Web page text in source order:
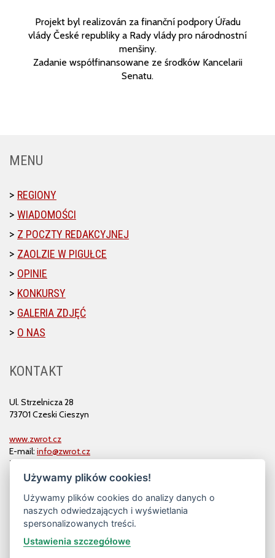
Projekt byl realizován za finanční podpory Úřadu
vlády České republiky a Rady vlády pro národnostní
menšiny.
Zadanie współfinansowane ze środków Kancelarii
Senatu.
MENU
REGIONY
WIADOMOŚCI
Z POCZTY REDAKCYJNEJ
ZAOLZIE W PIGUŁCE
OPINIE
KONKURSY
GALERIA ZDJĘĆ
O NAS
KONTAKT
Ul. Strzelnicza 28
73701 Czeski Cieszyn
www.zwrot.cz
E-mail: info@zwrot.cz
Tel. i faks: 558 711 582
Używamy plików cookies!
Używamy plików cookies do analizy danych o
naszych odwiedzających i wyświetlania
spersonalizowanych treści.
Ustawienia szczegółowe